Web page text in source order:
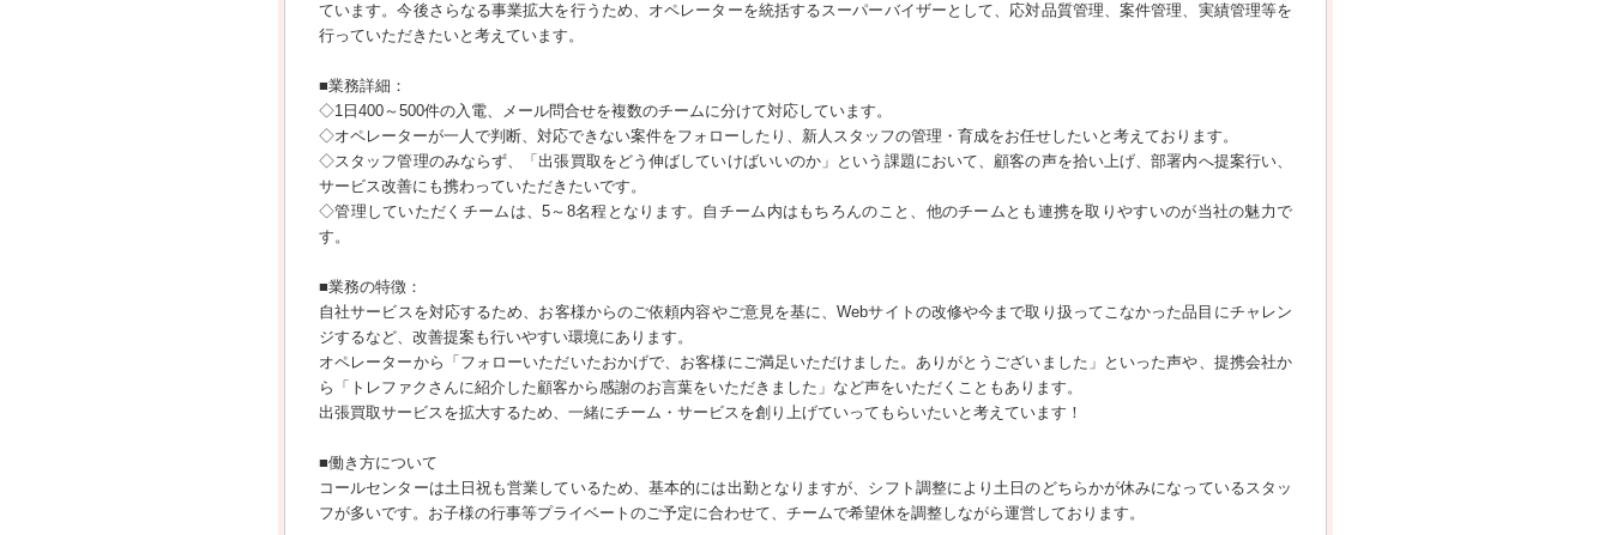
ています。今後さらなる事業拡大を行うため、オペレーターを統括するスーパーバイザーとして、応対品質管理、案件管理、実績管理等を
行っていただきたいと考えています。
■業務詳細：
◇1日400～500件の入電、メール問合せを複数のチームに分けて対応しています。
◇オペレーターが一人で判断、対応できない案件をフォローしたり、新人スタッフの管理・育成をお任せしたいと考えております。
◇スタッフ管理のみならず、「出張買取をどう伸ばしていけばいいのか」という課題において、顧客の声を拾い上げ、部署内へ提案行い、
サービス改善にも携わっていただきたいです。
◇管理していただくチームは、5～8名程となります。自チーム内はもちろんのこと、他のチームとも連携を取りやすいのが当社の魅力で
す。
■業務の特徴：
自社サービスを対応するため、お客様からのご依頼内容やご意見を基に、Webサイトの改修や今まで取り扱ってこなかった品目にチャレン
ジするなど、改善提案も行いやすい環境にあります。
オペレーターから「フォローいただいたおかげで、お客様にご満足いただけました。ありがとうございました」といった声や、提携会社か
ら「トレファクさんに紹介した顧客から感謝のお言葉をいただきました」など声をいただくこともあります。
出張買取サービスを拡大するため、一緒にチーム・サービスを創り上げていってもらいたいと考えています！
■働き方について
コールセンターは土日祝も営業しているため、基本的には出勤となりますが、シフト調整により土日のどちらかが休みになっているスタッ
フが多いです。お子様の行事等プライベートのご予定に合わせて、チームで希望休を調整しながら運営しております。